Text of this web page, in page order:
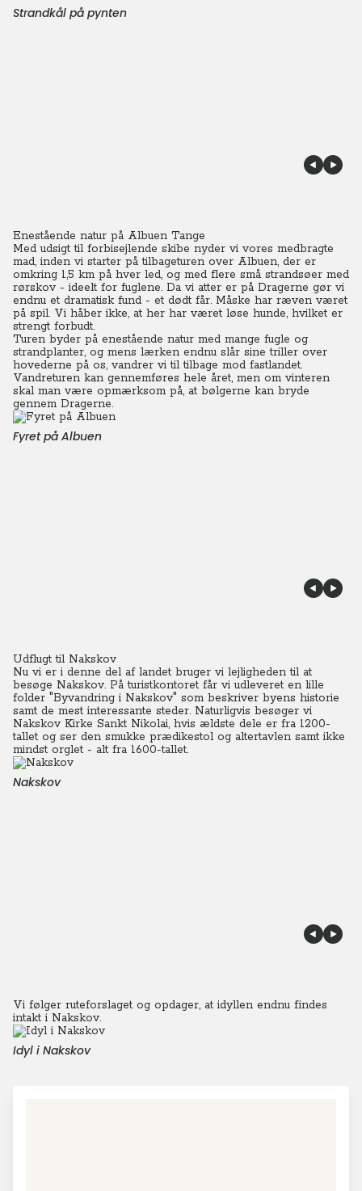
Strandkål på pynten
Enestående natur på Albuen Tange
Med udsigt til forbisejlende skibe nyder vi vores medbragte
mad, inden vi starter på tilbageturen over Albuen, der er
omkring 1,5 km på hver led, og med flere små strandsøer med
rørskov - ideelt for fuglene. Da vi atter er på Dragerne gør vi
endnu et dramatisk fund - et dødt får. Måske har ræven været
på spil. Vi håber ikke, at her har været løse hunde, hvilket er
strengt forbudt.
Turen byder på enestående natur med mange fugle og
strandplanter, og mens lærken endnu slår sine triller over
hovederne på os, vandrer vi til tilbage mod fastlandet.
Vandreturen kan gennemføres hele året, men om vinteren
skal man være opmærksom på, at bølgerne kan bryde
gennem Dragerne.
Fyret på Albuen
Udflugt til Nakskov
Nu vi er i denne del af landet bruger vi lejligheden til at
besøge Nakskov. På turistkontoret får vi udleveret en lille
folder "Byvandring i Nakskov" som beskriver byens historie
samt de mest interessante steder. Naturligvis besøger vi
Nakskov Kirke Sankt Nikolai, hvis ældste dele er fra 1200-
tallet og ser den smukke prædikestol og altertavlen samt ikke
mindst orglet - alt fra 1600-tallet.
Nakskov
Vi følger ruteforslaget og opdager, at idyllen endnu findes
intakt i Nakskov.
Idyl i Nakskov